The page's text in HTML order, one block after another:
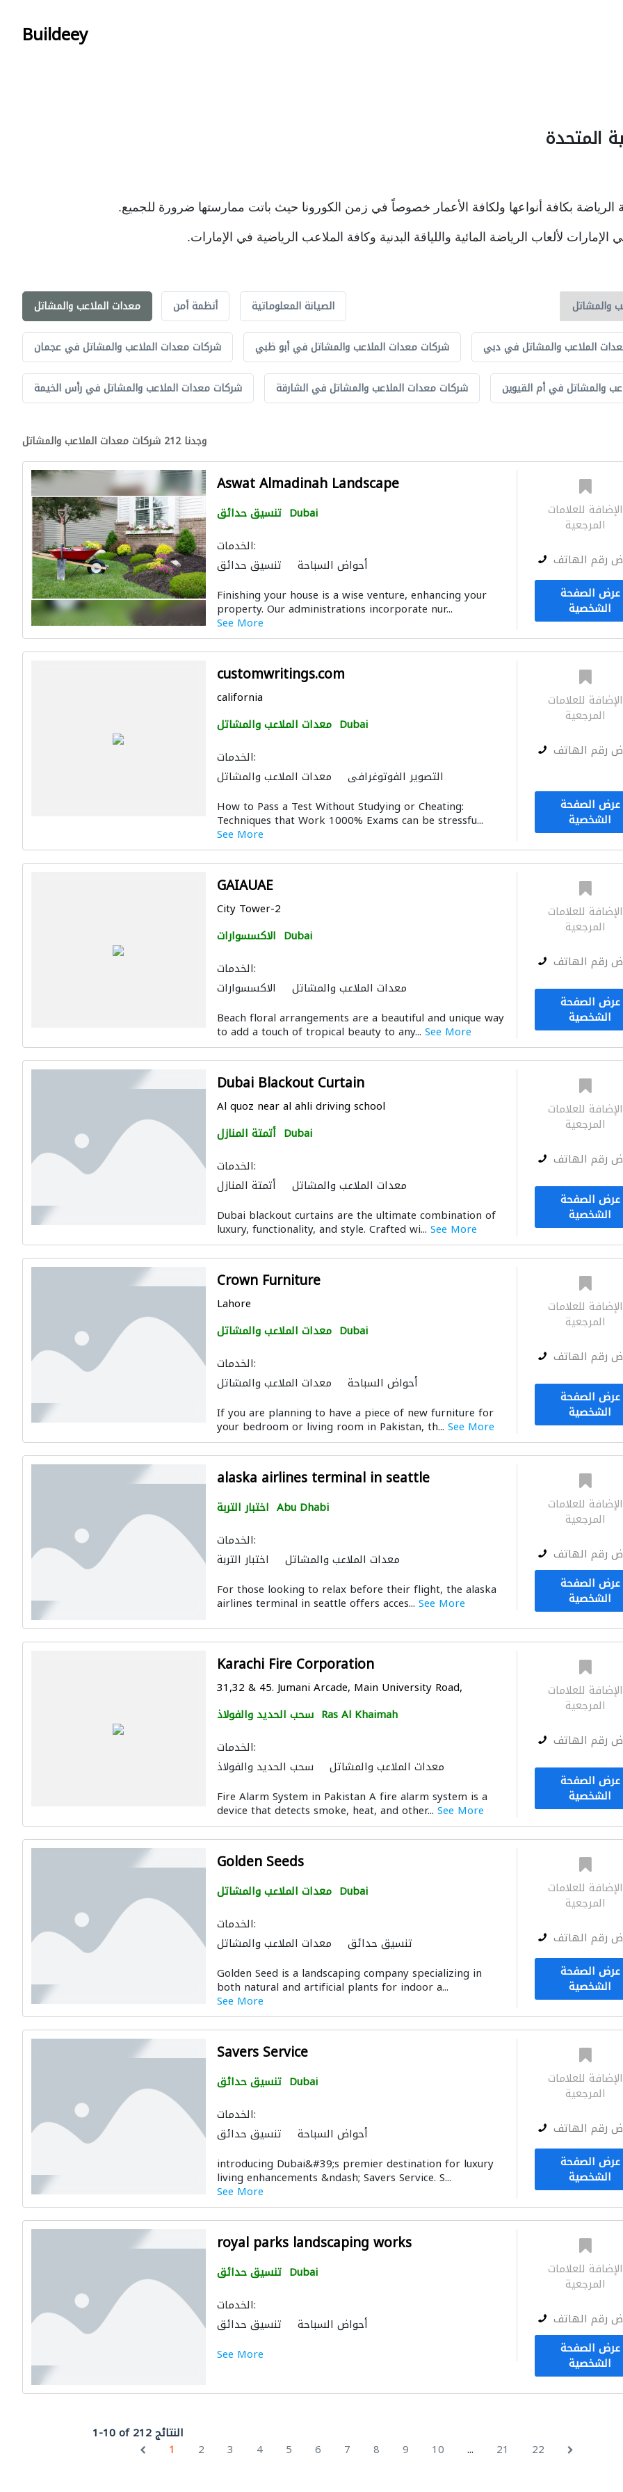
Buildeey
المتحدة
الرياضة بكافة أنواعها ولكافة الأعمار خصوصاً في زمن الكورونا حيث باتت ممارستها ضرورة للجميع.
لألعاب الرياضة المائية واللياقة البدنية وكافة الملاعب الرياضية في الإمارات.
معدات الملاعب والمشاتل أنظمة أمن الصيانة المعلوماتية
شركات معدات الملاعب والمشاتل في عجمان شركات معدات الملاعب والمشاتل في أبو ظبي الملاعب والمشاتل في دبي
شركات معدات الملاعب والمشاتل في رأس الخيمة شركات معدات الملاعب والمشاتل في الشارقة والمشاتل في أم القيوين
وجدنا 212 شركات معدات الملاعب والمشاتل
Aswat Almadinah Landscape
تنسيق حدائق Dubai
الخدمات:
تنسيق حدائق
أحواض السباحة
Finishing your house is a wise venture, enhancing your
property. Our administrations incorporate nur...
See More
الإضافة للعلامات
المرجعية
رقم الهاتف
عرض الصفحة
الشخصية
customwritings.com
california
معدات الملاعب والمشاتل Dubai
الخدمات:
معدات الملاعب والمشاتل
التصوير الفوتوغرافي
How to Pass a Test Without Studying or Cheating:
Techniques that Work 1000% Exams can be stressfu...
See More
الإضافة للعلامات
المرجعية
رقم الهاتف
عرض الصفحة
الشخصية
GAIAUAE
City Tower-2
الاكسسوارات Dubai
الخدمات:
الاكسسوارات
معدات الملاعب والمشاتل
Beach floral arrangements are a beautiful and unique way
to add a touch of tropical beauty to any... See More
الإضافة للعلامات
المرجعية
رقم الهاتف
عرض الصفحة
الشخصية
Dubai Blackout Curtain
Al quoz near al ahli driving school
أتمتة المنازل Dubai
الخدمات:
أتمتة المنازل
معدات الملاعب والمشاتل
Dubai blackout curtains are the ultimate combination of
luxury, functionality, and style. Crafted wi... See More
الإضافة للعلامات
المرجعية
رقم الهاتف
عرض الصفحة
الشخصية
Crown Furniture
Lahore
معدات الملاعب والمشاتل Dubai
الخدمات:
معدات الملاعب والمشاتل
أحواض السباحة
If you are planning to have a piece of new furniture for
your bedroom or living room in Pakistan, th... See More
الإضافة للعلامات
المرجعية
رقم الهاتف
عرض الصفحة
الشخصية
alaska airlines terminal in seattle
اختبار التربة Abu Dhabi
الخدمات:
اختبار التربة
معدات الملاعب والمشاتل
For those looking to relax before their flight, the alaska
airlines terminal in seattle offers acces... See More
الإضافة للعلامات
المرجعية
رقم الهاتف
عرض الصفحة
الشخصية
Karachi Fire Corporation
31,32 & 45. Jumani Arcade, Main University Road,
سحب الحديد والفولاذ Ras Al Khaimah
الخدمات:
سحب الحديد والفولاذ
معدات الملاعب والمشاتل
Fire Alarm System in Pakistan A fire alarm system is a
device that detects smoke, heat, and other... See More
الإضافة للعلامات
المرجعية
رقم الهاتف
عرض الصفحة
الشخصية
Golden Seeds
معدات الملاعب والمشاتل Dubai
الخدمات:
معدات الملاعب والمشاتل
تنسيق حدائق
Golden Seed is a landscaping company specializing in
both natural and artificial plants for indoor a...
See More
الإضافة للعلامات
المرجعية
رقم الهاتف
عرض الصفحة
الشخصية
Savers Service
تنسيق حدائق Dubai
الخدمات:
تنسيق حدائق
أحواض السباحة
introducing Dubai&#39;s premier destination for luxury
living enhancements &ndash; Savers Service. S...
See More
الإضافة للعلامات
المرجعية
رقم الهاتف
عرض الصفحة
الشخصية
royal parks landscaping works
تنسيق حدائق Dubai
الخدمات:
تنسيق حدائق
أحواض السباحة
See More
الإضافة للعلامات
المرجعية
رقم الهاتف
عرض الصفحة
الشخصية
1-10 of 212 النتائج
1
2 3 4 5 6 7 8 9 10 ... 21 22